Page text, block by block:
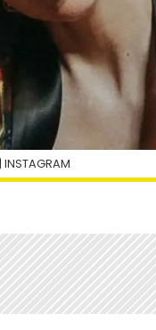
| INSTAGRAM